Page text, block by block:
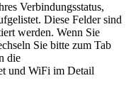
Verbindungsstatus,
Diese Felder sind
werden. Wenn Sie
Sie bitte zum Tab
die
und WiFi im Detail